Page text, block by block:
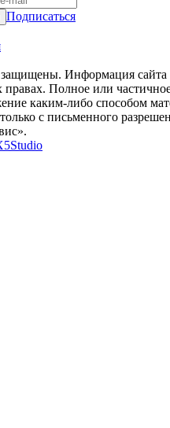
Подписаться
Информация сайта
правах. Полное или
каким-либо способом
с письменного